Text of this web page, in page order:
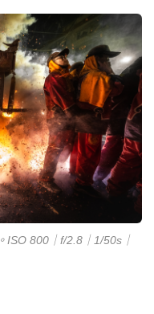
。ISO 800｜f/2.8｜1/50s｜